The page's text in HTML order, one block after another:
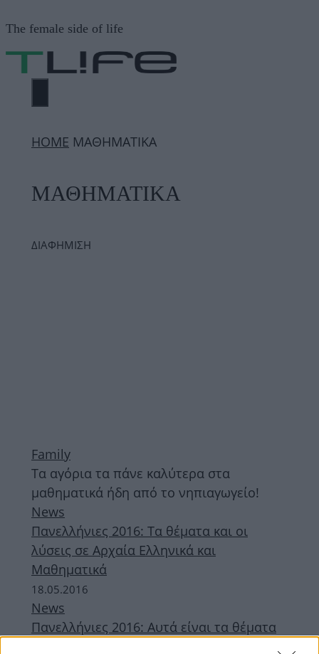
σε
περιεχόμενο
The female side of life
ΜΕΝΟΎ
ΗΟΜΕ ΜΑΘΗΜΑΤΙΚΑ
ΜΑΘΗΜΑΤΙΚΑ
ΔΙΑΦΗΜΙΣΗ
Family
Τα αγόρια τα πάνε καλύτερα στα
μαθηματικά ήδη από το νηπιαγωγείο!
News
Πανελλήνιες 2016: Τα θέματα και οι
λύσεις σε Αρχαία Ελληνικά και
Μαθηματικά
18.05.2016
News
Πανελλήνιες 2016: Αυτά είναι τα θέματα